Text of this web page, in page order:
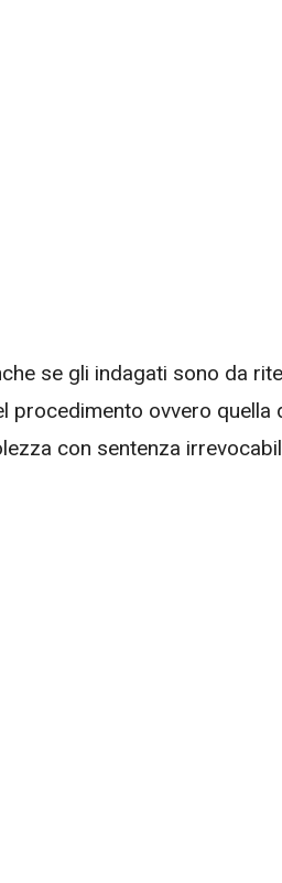
se gli indagati sono da
procedimento ovvero quella
con sentenza